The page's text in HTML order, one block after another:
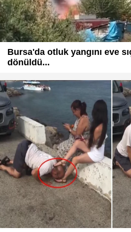
Bursa'da otluk yangını eve
dönüldü...